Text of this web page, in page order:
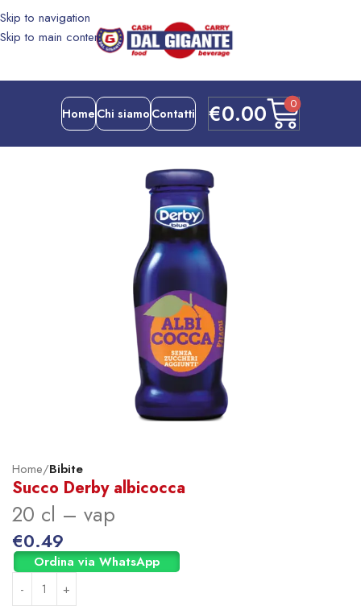
Skip to navigation
Skip to main content
€0.00 0
Home Chi siamo Contatti
Home Bibite
Succo Derby albicocca
20 cl – vap
€0.49
Ordina via WhatsApp